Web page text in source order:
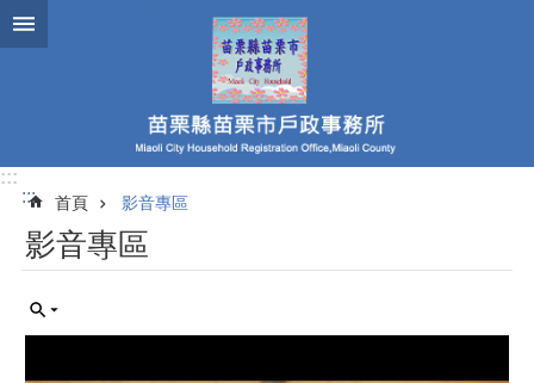
跳到主要內容區塊
:::
:::
首頁 影音專區
影音專區